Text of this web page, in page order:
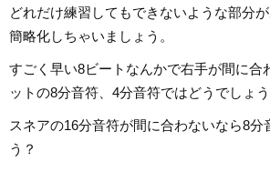
どれだけ練習してもできないような部分
簡略化しちゃいましょう。
すごく早い8ビートなんかで右手が間に合
ットの8分音符、4分音符ではどうでしょう
スネアの16分音符が間に合わないなら8分
う？